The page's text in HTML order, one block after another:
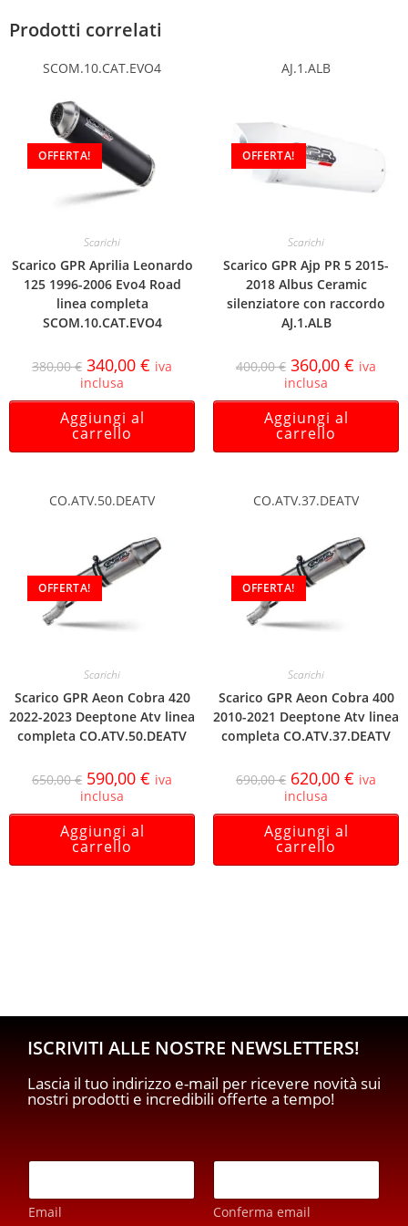
Prodotti correlati
SCOM.10.CAT.EVO4
OFFERTA!
Scarichi
Scarico GPR Aprilia Leonardo
125 1996-2006 Evo4 Road
linea completa
SCOM.10.CAT.EVO4
380,00€ 340,00 € iva
inclusa
Aggiungi al
carrello
AJ.1.ALB
OFFERTA!
Scarichi
Scarico GPR Ajp PR 5 2015-
2018 Albus Ceramic
silenziatore con raccordo
AJ.1.ALB
400,00€ 360,00 € iva
inclusa
Aggiungi al
carrello
CO.ATV.50.DEATV
OFFERTA!
Scarichi
Scarico GPR Aeon Cobra 420
2022-2023 Deeptone Atv linea
completa CO.ATV.50.DEATV
650,00€ 590,00 € iva
inclusa
Aggiungi al
carrello
CO.ATV.37.DEATV
OFFERTA!
Scarichi
Scarico GPR Aeon Cobra 400
2010-2021 Deeptone Atv linea
completa CO.ATV.37.DEATV
690,00€ 620,00 € iva
inclusa
Aggiungi al
carrello
ISCRIVITI ALLE NOSTRE NEWSLETTERS!
Lascia il tuo indirizzo e-mail per ricevere novità sui
nostri prodotti e incredibili offerte a tempo!
i
E
a
iEmail Conferma email